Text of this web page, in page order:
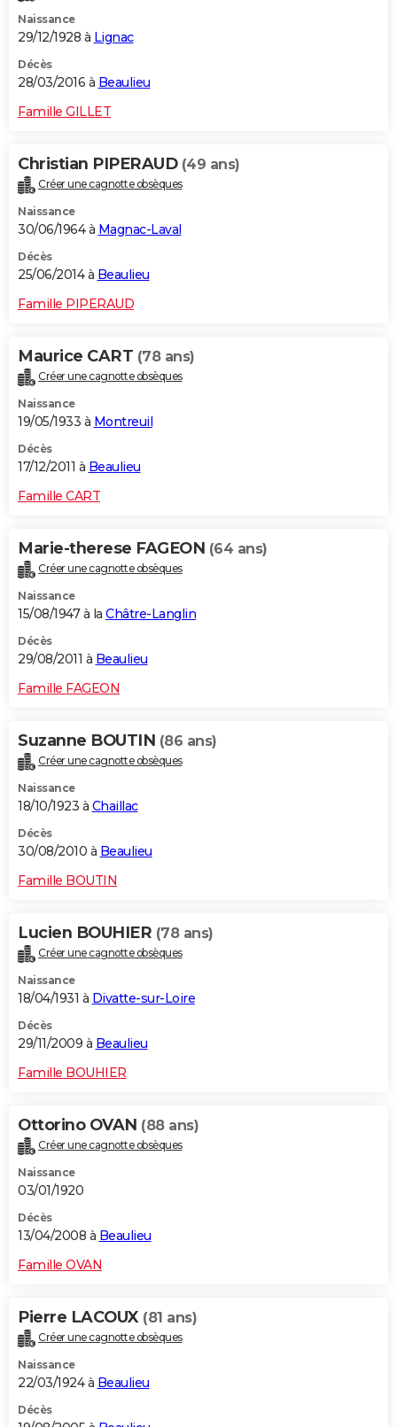
Naissance
29/12/1928 à Lignac
Décès
28/03/2016 à Beaulieu
Famille GILLET
Christian PIPERAUD (49 ans)
Créer une cagnotte obsèques
Naissance
30/06/1964 à Magnac-Laval
Décès
25/06/2014 à Beaulieu
Famille PIPERAUD
Maurice CART (78 ans)
Créer une cagnotte obsèques
Naissance
19/05/1933 à Montreuil
Décès
17/12/2011 à Beaulieu
Famille CART
Marie-therese FAGEON (64 ans)
Créer une cagnotte obsèques
Naissance
15/08/1947 à la Châtre-Langlin
Décès
29/08/2011 à Beaulieu
Famille FAGEON
Suzanne BOUTIN (86 ans)
Créer une cagnotte obsèques
Naissance
18/10/1923 à Chaillac
Décès
30/08/2010 à Beaulieu
Famille BOUTIN
Lucien BOUHIER (78 ans)
Créer une cagnotte obsèques
Naissance
18/04/1931 à Divatte-sur-Loire
Décès
29/11/2009 à Beaulieu
Famille BOUHIER
Ottorino OVAN (88 ans)
Créer une cagnotte obsèques
Naissance
03/01/1920
Décès
13/04/2008 à Beaulieu
Famille OVAN
Pierre LACOUX (81 ans)
Créer une cagnotte obsèques
Naissance
22/03/1924 à Beaulieu
Décès